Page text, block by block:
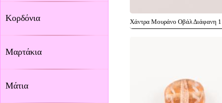
Κορδόνια
Μαρτάκια
Μάτια
Χάντρα Μουράνο Οβάλ Διάφανη